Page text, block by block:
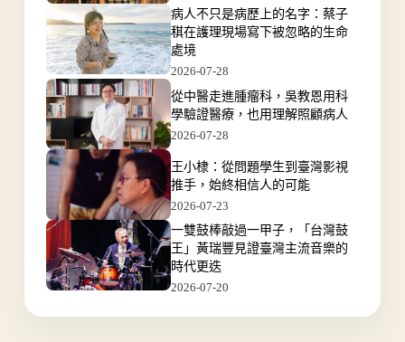
病人不只是病歷上的名字：蔡子
稘在護理現場寫下被忽略的生命
處境
2026-07-28
從中醫走進腫瘤科，吳教恩用科
學驗證醫療，也用理解照顧病人
2026-07-28
王小棣：從問題學生到臺灣影視
推手，始終相信人的可能
2026-07-23
一雙鼓棒敲過一甲子，「台灣鼓
王」黃瑞豐見證臺灣主流音樂的
時代更迭
2026-07-20